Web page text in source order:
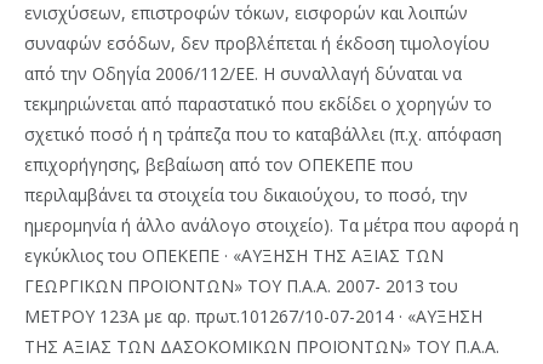
ενισχύσεων, επιστροφών τόκων, εισφορών και λοιπών
συναφών εσόδων, δεν προβλέπεται ή έκδοση τιμολογίου
από την Οδηγία 2006/112/ΕΕ. Η συναλλαγή δύναται να
τεκμηριώνεται από παραστατικό που εκδίδει ο χορηγών το
σχετικό ποσό ή η τράπεζα που το καταβάλλει (π.χ. απόφαση
επιχορήγησης, βεβαίωση από τον ΟΠΕΚΕΠΕ που
περιλαμβάνει τα στοιχεία του δικαιούχου, το ποσό, την
ημερομηνία ή άλλο ανάλογο στοιχείο). Τα μέτρα που αφορά η
εγκύκλιος του ΟΠΕΚΕΠΕ · «ΑΥΞΗΣΗ ΤΗΣ ΑΞΙΑΣ ΤΩΝ
ΓΕΩΡΓΙΚΩΝ ΠΡΟΪΟΝΤΩΝ» ΤΟΥ Π.Α.Α. 2007- 2013 του
ΜΕΤΡΟΥ 123Α με αρ. πρωτ.101267/10-07-2014 · «ΑΥΞΗΣΗ
ΤΗΣ ΑΞΙΑΣ ΤΩΝ ΔΑΣΟΚΟΜΙΚΩΝ ΠΡΟΪΟΝΤΩΝ» ΤΟΥ Π.Α.Α.